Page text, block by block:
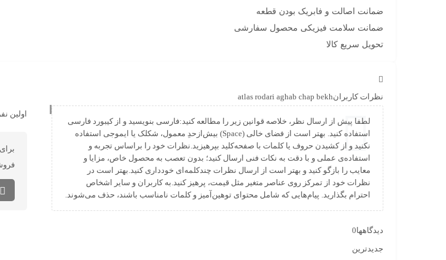
ضمانت اصالت و فابریک بودن قطعه
ضمانت سلامت فیزیکی محصول سفارشی
تحویل سریع کالا
نظرات کاربرانatlas rodari aghab chap bekh
لطفا پیش از ارسال نظر، خلاصه قوانین زیر را مطالعه کنید:فارسی بنویسید و از کیبورد فارسی
استفاده کنید. بهتر است از فضای خالی (Space) بیش‌از‌حدِ معمول، شکلک یا ایموجی استفاده
نکنید و از کشیدن حروف یا کلمات با صفحه‌کلید بپرهیزید.نظرات خود را براساس تجربه و
استفاده‌ی عملی و با دقت به نکات فنی ارسال کنید؛ بدون تعصب به محصول خاص، مزایا و
معایب را بازگو کنید و بهتر است از ارسال نظرات چندکلمه‌‌ای خودداری کنید.بهتر است در
نظرات خود از تمرکز روی عناصر متغیر مثل قیمت، پرهیز کنید.به کاربران و سایر اشخاص
احترام بگذارید. پیام‌هایی که شامل محتوای توهین‌آمیز و کلمات نامناسب باشند، حذف می‌شوند.
اولین
دیدگاهها0
جدیدترین